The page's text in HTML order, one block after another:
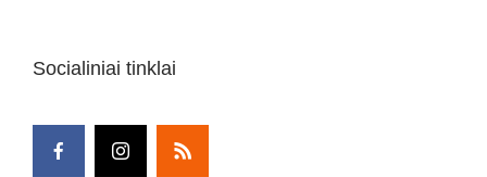
Socialiniai tinklai